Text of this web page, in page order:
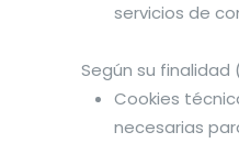
servicios de
Según su finalidad
Cookies
necesarias